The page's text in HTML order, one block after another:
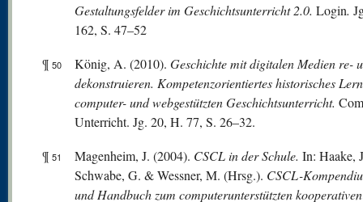
Gestaltungsfelder im Geschichtsunterricht 2.0. Login.
162, S. 47–52
¶ 50 König, A. (2010). Geschichte mit digitalen Medien re-
dekonstruieren. Kompetenzorientiertes historisches
computer- und webgestützten Geschichtsunterricht.
Unterricht. Jg. 20, H. 77, S. 26–32.
¶ 51 Magenheim, J. (2004). CSCL in der Schule. In: Haake,
Schwabe, G. & Wessner, M. (Hrsg.). CSCL-
und Handbuch zum computerunterstützten